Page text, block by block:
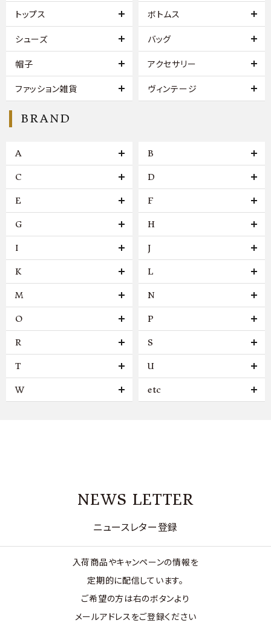
トップス ボトムス
シューズ バッグ
帽子 アクセサリー
ファッション雑貨 ヴィンテージ
BRAND
A B
C D
E F
G H
I J
K L
M N
O P
R S
T U
W etc
NEWS LETTER
ニュースレター登録
入荷商品やキャンペーンの情報を
定期的に配信しています。
ご希望の方は右のボタンより
メールアドレスをご登録ください